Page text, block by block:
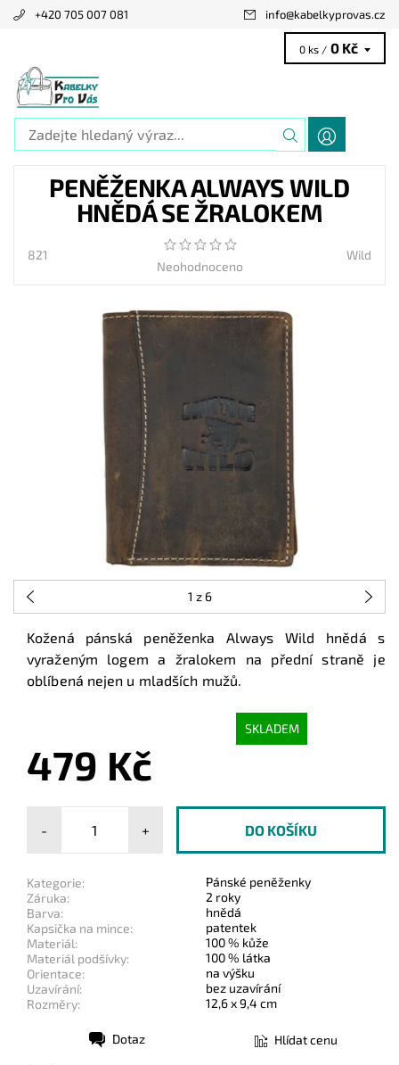
+420 705 007 081 info@kabelkyprovas.cz
0 ks / 0 Kč
PENĚŽENKA ALWAYS WILD
HNĚDÁ SE ŽRALOKEM
821
Neohodnoceno
Wild
1 z 6
Kožená pánská peněženka Always Wild hnědá s
vyraženým logem a žralokem na přední straně je
oblíbená nejen u mladších mužů.
SKLADEM
479 Kč
- +
Kategorie:
Pánské peněženky
Záruka:
2 roky
Barva:
hnědá
Kapsička na mince:
patentek
Materiál:
100 % kůže
Materiál podšívky:
100 % látka
Orientace:
na výšku
Uzavírání:
bez uzavírání
Rozměry:
12,6 x 9,4 cm
Dotaz Hlídat cenu